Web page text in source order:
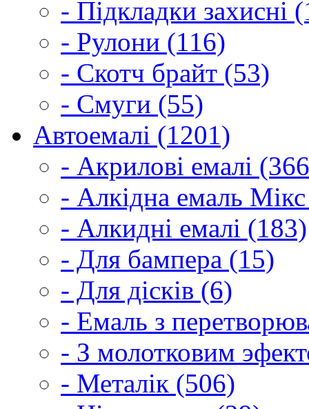
- Підкладки захисні
- Рулони (116)
- Скотч брайт (53)
- Смуги (55)
Автоемалі (1201)
- Акрилові емалі
- Алкідна емаль
- Алкидні емалі (183)
- Для бампера (15)
- Для дісків (6)
- Емаль з
- З молотковим
- Металік (506)